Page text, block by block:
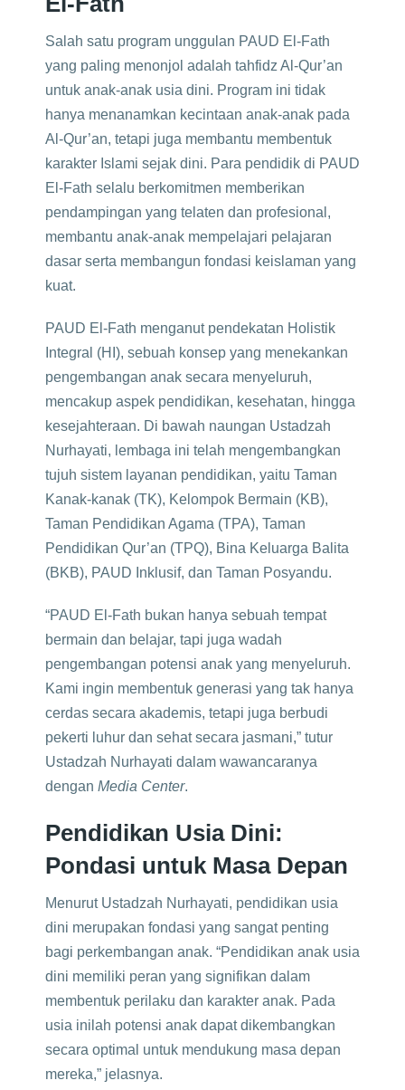
Salah satu program unggulan PAUD El-Fath
yang paling menonjol adalah tahfidz Al-Qur’an
untuk anak-anak usia dini. Program ini tidak
hanya menanamkan kecintaan anak-anak pada
Al-Qur’an, tetapi juga membantu membentuk
karakter Islami sejak dini. Para pendidik di PAUD
El-Fath selalu berkomitmen memberikan
pendampingan yang telaten dan profesional,
membantu anak-anak mempelajari pelajaran
dasar serta membangun fondasi keislaman yang
kuat.
PAUD El-Fath menganut pendekatan Holistik
Integral (HI), sebuah konsep yang menekankan
pengembangan anak secara menyeluruh,
mencakup aspek pendidikan, kesehatan, hingga
kesejahteraan. Di bawah naungan Ustadzah
Nurhayati, lembaga ini telah mengembangkan
tujuh sistem layanan pendidikan, yaitu Taman
Kanak-kanak (TK), Kelompok Bermain (KB),
Taman Pendidikan Agama (TPA), Taman
Pendidikan Qur’an (TPQ), Bina Keluarga Balita
(BKB), PAUD Inklusif, dan Taman Posyandu.
“PAUD El-Fath bukan hanya sebuah tempat
bermain dan belajar, tapi juga wadah
pengembangan potensi anak yang menyeluruh.
Kami ingin membentuk generasi yang tak hanya
cerdas secara akademis, tetapi juga berbudi
pekerti luhur dan sehat secara jasmani,” tutur
Ustadzah Nurhayati dalam wawancaranya
dengan Media Center.
Pendidikan Usia Dini:
Pondasi untuk Masa Depan
Menurut Ustadzah Nurhayati, pendidikan usia
dini merupakan fondasi yang sangat penting
bagi perkembangan anak. “Pendidikan anak usia
dini memiliki peran yang signifikan dalam
membentuk perilaku dan karakter anak. Pada
usia inilah potensi anak dapat dikembangkan
secara optimal untuk mendukung masa depan
mereka,” jelasnya.